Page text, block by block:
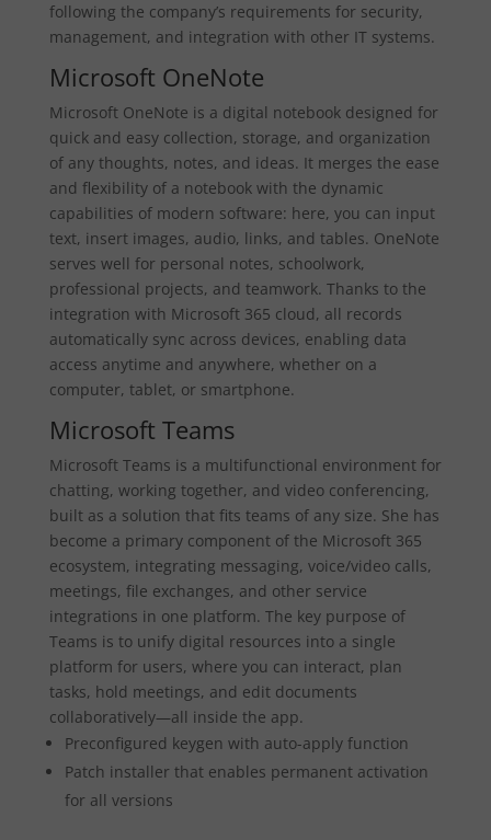
following the company’s requirements for security,
management, and integration with other IT systems.
Microsoft OneNote
Microsoft OneNote is a digital notebook designed for
quick and easy collection, storage, and organization
of any thoughts, notes, and ideas. It merges the ease
and flexibility of a notebook with the dynamic
capabilities of modern software: here, you can input
text, insert images, audio, links, and tables. OneNote
serves well for personal notes, schoolwork,
professional projects, and teamwork. Thanks to the
integration with Microsoft 365 cloud, all records
automatically sync across devices, enabling data
access anytime and anywhere, whether on a
computer, tablet, or smartphone.
Microsoft Teams
Microsoft Teams is a multifunctional environment for
chatting, working together, and video conferencing,
built as a solution that fits teams of any size. She has
become a primary component of the Microsoft 365
ecosystem, integrating messaging, voice/video calls,
meetings, file exchanges, and other service
integrations in one platform. The key purpose of
Teams is to unify digital resources into a single
platform for users, where you can interact, plan
tasks, hold meetings, and edit documents
collaboratively—all inside the app.
Preconfigured keygen with auto-apply function
Patch installer that enables permanent activation
for all versions